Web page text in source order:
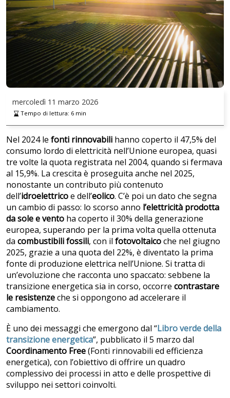
mercoledì 11 marzo 2026
Tempo di lettura: 6min
Nel 2024 le fonti rinnovabili hanno coperto il 47,5% del
consumo lordo di elettricità nell’Unione europea, quasi
tre volte la quota registrata nel 2004, quando si fermava
al 15,9%. La crescita è proseguita anche nel 2025,
nonostante un contributo più contenuto
dell’idroelettricoe dell’eolico. C’è poi un dato che segna
un cambio di passo: lo scorso anno l’elettricità prodotta
da sole e vento ha coperto il 30% della generazione
europea, superando per la prima volta quella ottenuta
da combustibili fossili, con il fotovoltaicoche nel giugno
2025, grazie a una quota del 22%, è diventato la prima
fonte di produzione elettrica nell’Unione. Si tratta di
un’evoluzione che racconta uno spaccato: sebbene la
transizione energetica sia in corso, occorre contrastare
le resistenzeche si oppongono ad accelerare il
cambiamento.
È uno dei messaggi che emergono dal “Libro verde della
transizione energetica”, pubblicato il 5 marzo dal
Coordinamento Free(Fonti rinnovabili ed efficienza
energetica), con l’obiettivo di offrire un quadro
complessivo dei processi in atto e delle prospettive di
sviluppo nei settori coinvolti.